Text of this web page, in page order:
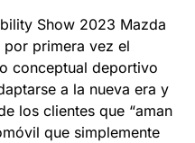
Show 2023 Mazda
primera vez el
conceptual deportivo
a la nueva era y
los clientes que “aman
que simplemente